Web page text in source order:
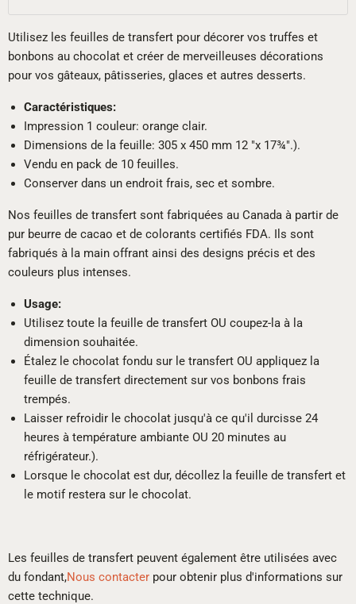
Utilisez les feuilles de transfert pour décorer vos truffes et
bonbons au chocolat et créer de merveilleuses décorations
pour vos gâteaux, pâtisseries, glaces et autres desserts.
Caractéristiques:
Impression 1 couleur: orange clair.
Dimensions de la feuille: 305 x 450 mm 12 "x 17¾".).
Vendu en pack de 10 feuilles.
Conserver dans un endroit frais, sec et sombre.
Nos feuilles de transfert sont fabriquées au Canada à partir de
pur beurre de cacao et de colorants certifiés FDA. Ils sont
fabriqués à la main offrant ainsi des designs précis et des
couleurs plus intenses.
Usage:
Utilisez toute la feuille de transfert OU coupez-la à la
dimension souhaitée.
Étalez le chocolat fondu sur le transfert OU appliquez la
feuille de transfert directement sur vos bonbons frais
trempés.
Laisser refroidir le chocolat jusqu'à ce qu'il durcisse 24
heures à température ambiante OU 20 minutes au
réfrigérateur.).
Lorsque le chocolat est dur, décollez la feuille de transfert et
le motif restera sur le chocolat.
Les feuilles de transfert peuvent également être utilisées avec
du fondant,Nous contacter pour obtenir plus d'informations sur
cette technique.